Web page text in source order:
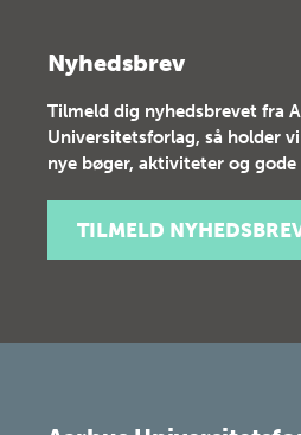
Nyhedsbrev
Tilmeld dig nyhedsbrevet fra
Universitetsforlag, så holder
nye bøger, aktiviteter og
TILMELD